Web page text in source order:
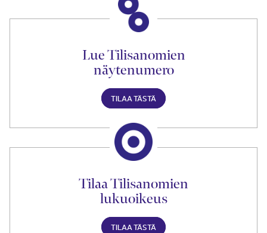
Lue Tilisanomien
näytenumero
TILAA TÄSTÄ
Tilaa Tilisanomien
lukuoikeus
TILAA TÄSTÄ